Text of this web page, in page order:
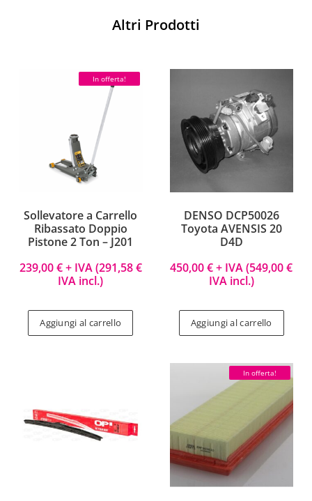
Altri Prodotti
In offerta!
Sollevatore a Carrello
Ribassato Doppio
Pistone 2 Ton – J201
239,00€+ IVA (291,58€
IVA incl.)
Aggiungi al carrello
DENSO DCP50026
Toyota AVENSIS 20
D4D
450,00€+ IVA (549,00€
IVA incl.)
Aggiungi al carrello
In offerta!